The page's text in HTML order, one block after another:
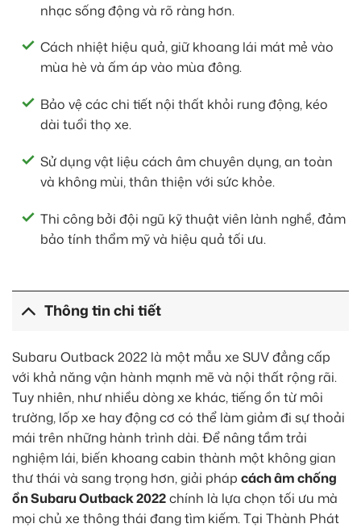
nhạc sống động và rõ ràng hơn.
Cách nhiệt hiệu quả, giữ khoang lái mát mẻ vào
mùa hè và ấm áp vào mùa đông.
Bảo vệ các chi tiết nội thất khỏi rung động, kéo
dài tuổi thọ xe.
Sử dụng vật liệu cách âm chuyên dụng, an toàn
và không mùi, thân thiện với sức khỏe.
Thi công bởi đội ngũ kỹ thuật viên lành nghề, đảm
bảo tính thẩm mỹ và hiệu quả tối ưu.
Thông tin chi tiết
Subaru Outback 2022 là một mẫu xe SUV đẳng cấp
với khả năng vận hành mạnh mẽ và nội thất rộng rãi.
Tuy nhiên, như nhiều dòng xe khác, tiếng ồn từ môi
trường, lốp xe hay động cơ có thể làm giảm đi sự thoải
mái trên những hành trình dài. Để nâng tầm trải
nghiệm lái, biến khoang cabin thành một không gian
thư thái và sang trọng hơn, giải pháp cách âm chống
ồn Subaru Outback 2022chính là lựa chọn tối ưu mà
mọi chủ xe thông thái đang tìm kiếm. Tại Thành Phát